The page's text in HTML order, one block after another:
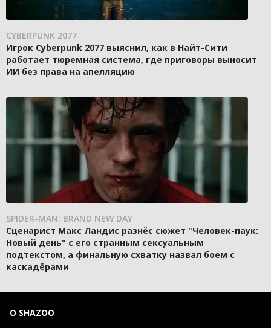
CYBERPUNK 2077
Игрок Cyberpunk 2077 выяснил, как в Найт-Сити
работает тюремная система, где приговоры выносит
ИИ без права на апелляцию
SPIDER-MAN: BRAND NEW DAY
Сценарист Макс Ландис разнёс сюжет "Человек-паук:
Новый день" с его странным сексуальным
подтекстом, а финальную схватку назвал боем с
каскадёрами
О SHAZOO